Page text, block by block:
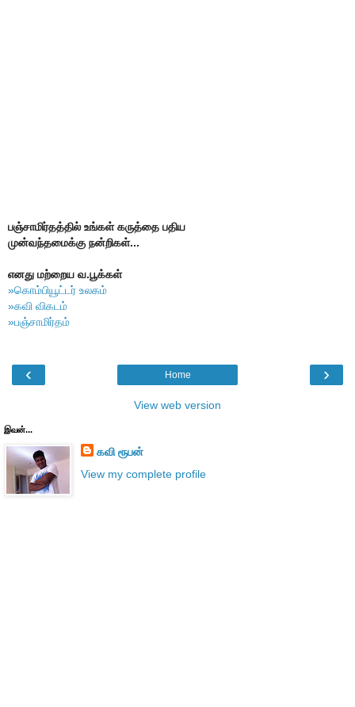
பஞ்சாமிர்தத்தில் உங்கள் கருத்தை பதிய
முன்வந்தமைக்கு நன்றிகள்...
எனது மற்றைய வ.பூக்கள்
»கொம்பியூட்டர் உலகம்
»கவி விகடம்
»பஞ்சாமிர்தம்
‹ ›
Home
View web version
இவன்...
கவி ரூபன்
View my complete profile